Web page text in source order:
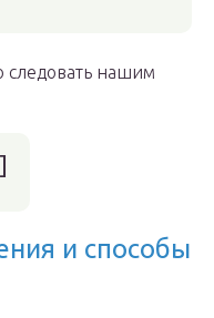
следовать нашим
]
и способы